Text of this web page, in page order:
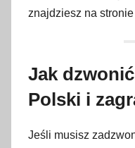
znajdziesz na stronie
Jak
Polski i
Jeśli musisz